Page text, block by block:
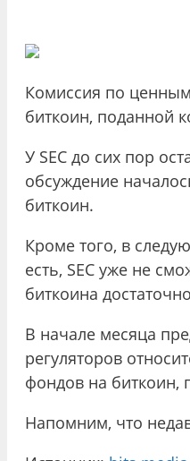
Комиссия по
биткоин, поданной
У SEC до сих пор
обсуждение
биткоин.
Кроме того, в
есть, SEC уже не
биткоина
В начале месяца
регуляторов
фондов на биткоин,
Напомним, что